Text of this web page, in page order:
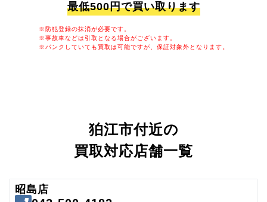
最低500円で買い取ります
※防犯登録の抹消が必要です。
※事故車などは引取となる場合がございます。
※パンクしていても買取は可能ですが、保証対象外となります。
狛江市付近の
買取対応店舗一覧
昭島店